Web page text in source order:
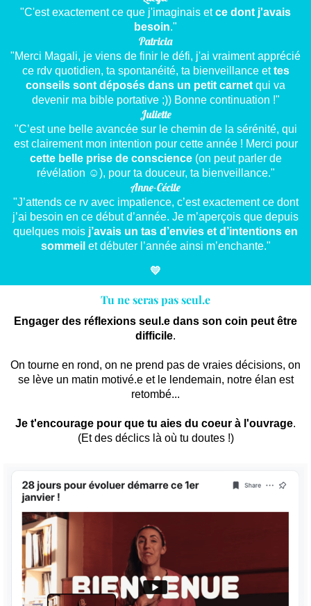
"C'est exactement ce que j'imaginais etce dont j'avais
besoin."
Patricia
"Merci Magali, je viens de finir le défi, j'ai vraiment apprécié
ce rdv quotidien, ta spontanéité, ta bienveillance ettes
conseils sont déposés dans un petit carnetqui va
devenir ma bible portative ;)) Bonne continuation !"
Juliette
"C’est une belle avancée sur le chemin de la sérénité, qui
est clairement mon intention pour cette année ! Merci pour
cette belle prise de conscience(on peut parler de
révélation ☺️), pour ta douceur, ta bienveillance."
Anne-Cécile
"J’attends ce rv avec impatience, c’est exactement ce dont
j’ai besoin en ce début d’année. Je m’aperçois que depuis
quelques mois j’avais un tas d’envies et d’intentions en
sommeil et débuter l’année ainsi m’enchante."
💛
Tu ne seras pas seul.e
Engager des réflexions seul.e dans son coin peut être
difficile.
On tourne en rond, on ne prend pas de vraies décisions, on
se lève un matin motivé.e et le lendemain, notre élan est
retombé...
Je t'encourage pour que tu aies du coeur à l'ouvrage.
(Et des déclics là où tu doutes !)